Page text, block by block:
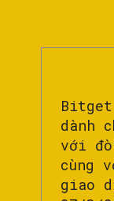
Bitget
dành
với
cùng
giao